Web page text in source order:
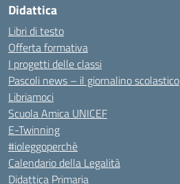
Didattica
Libri di testo
Offerta formativa
I progetti delle classi
Pascoli news – il giornalino scolastico
Libriamoci
Scuola Amica UNICEF
E-Twinning
#ioleggoperchè
Calendario della Legalità
Didattica Primaria